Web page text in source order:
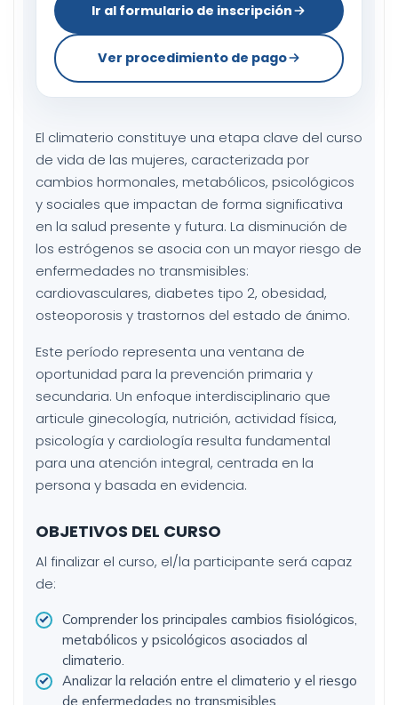
El climaterio constituye una etapa clave del curso
de vida de las mujeres, caracterizada por
cambios hormonales, metabólicos, psicológicos
y sociales que impactan de forma significativa
en la salud presente y futura. La disminución de
los estrógenos se asocia con un mayor riesgo de
enfermedades no transmisibles:
cardiovasculares, diabetes tipo 2, obesidad,
osteoporosis y trastornos del estado de ánimo.
Este período representa una ventana de
oportunidad para la prevención primaria y
secundaria. Un enfoque interdisciplinario que
articule ginecología, nutrición, actividad física,
psicología y cardiología resulta fundamental
para una atención integral, centrada en la
persona y basada en evidencia.
OBJETIVOS DEL CURSO
Al finalizar el curso, el/la participante será capaz
de:
Comprender los principales cambios fisiológicos,
metabólicos y psicológicos asociados al
climaterio.
Analizar la relación entre el climaterio y el riesgo
de enfermedades no transmisibles.
Ir al formulario de inscripción
Ver procedimiento de pago